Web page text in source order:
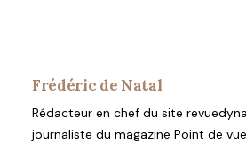
Frédéric de Natal
Rédacteur en chef du site
journaliste du magazine Point de